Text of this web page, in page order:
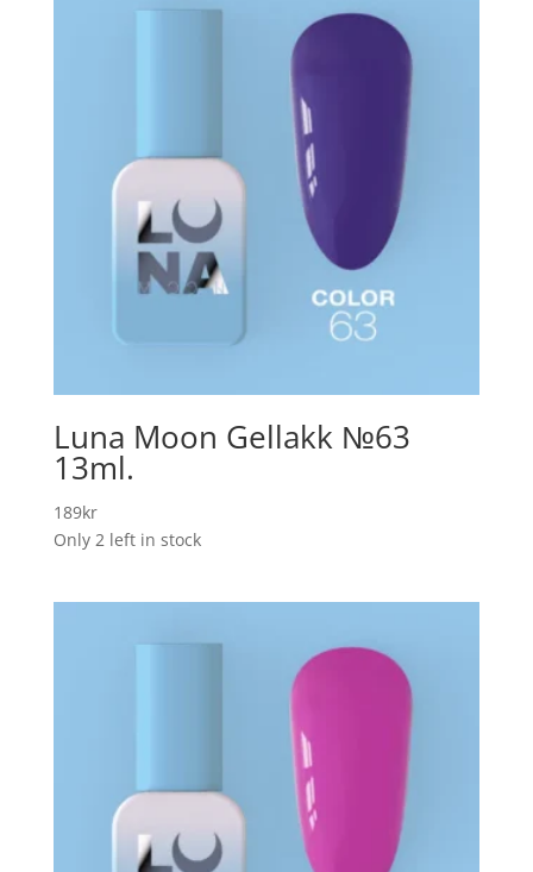
Luna Moon Gellakk №63
13ml.
189kr
Only 2 left in stock